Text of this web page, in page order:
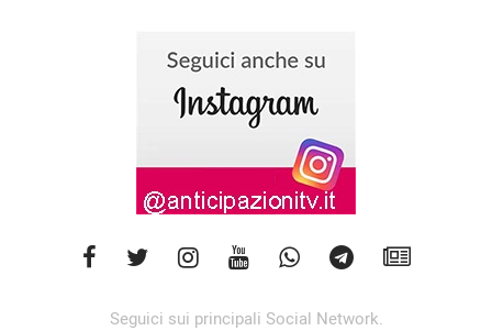
Seguici sui principali Social Network.